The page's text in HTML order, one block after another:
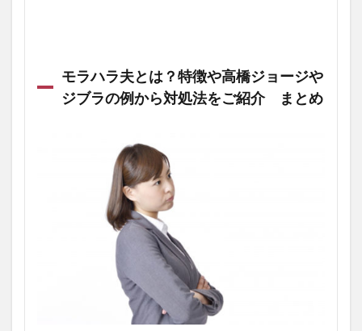
モラハラ夫とは？特徴や高橋ジョージや
ジブラの例から対処法をご紹介 まとめ